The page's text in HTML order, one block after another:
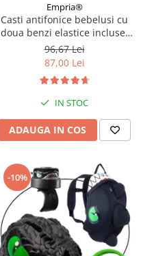
Empria®
Casti antifonice bebelusi cu
doua benzi elastice incluse,
roz si albastru, Empria
96,67 Lei
87,00 Lei
IN STOC
ADAUGA IN COS
-10%